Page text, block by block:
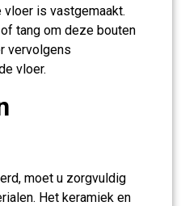
vloer is vastgemaakt.
tang om deze bouten
vervolgens
vloer.
moet u zorgvuldig
Het keramiek en